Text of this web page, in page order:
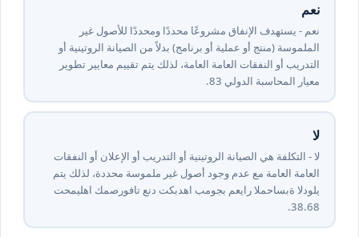
نعم
نعم - يستهدف الإنفاق مشروعًا محددًا ومحددًا للأصول غير
الملموسة (منتج أو عملية أو برنامج) بدلاً من الصيانة الروتينية أو
التدريب أو النفقات العامة العامة، لذلك يتم تقييم معايير تطوير
معيار المحاسبة الدولي ⁦38⁩.
لا
لا - التكلفة هي الصيانة الروتينية أو التدريب أو الإعلان أو النفقات
العامة العامة مع عدم وجود أصول غير ملموسة محددة، لذلك يتم
تحميلها كمصروفات عند تكبدها بموجب معيار المحاسبة الدولي
⁦38⁩.⁦68⁩.